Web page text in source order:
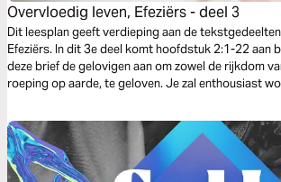
Overvloedig leven, Efeziërs - deel 3
Dit leesplan geeft verdieping aan de
Efeziërs. In dit 3e deel komt hoofdstuk 2:1-22 aan bod. Paulus
deze brief de gelovigen aan om zowel de rijkdom
roeping op aarde, te geloven. Je zal enthousiast worden over wat Jezus
levende God zijn. Lees ook deel 1 en 2.